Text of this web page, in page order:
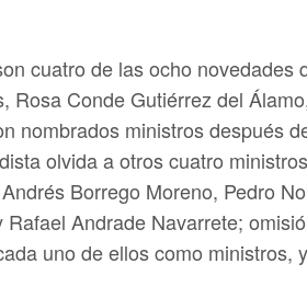
cuatro de las ocho novedades
Rosa Conde Gutiérrez del
nombrados ministros después
olvida a otros cuatro
Borrego Moreno, Pedro
Andrade Navarrete;
uno de ellos como ministros,